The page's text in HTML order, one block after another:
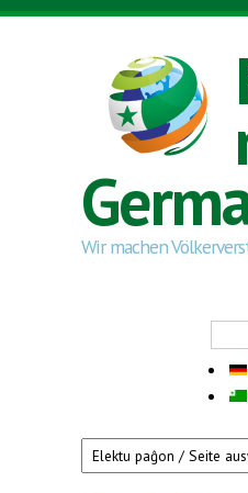
Skip to main content
Wir machen